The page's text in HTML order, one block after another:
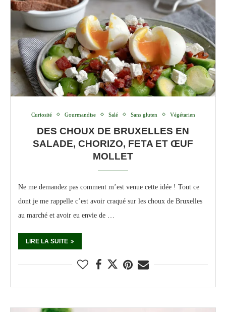
Curiosité Gourmandise Salé Sans gluten Végétarien
DES CHOUX DE BRUXELLES EN
SALADE, CHORIZO, FETA ET ŒUF
MOLLET
Ne me demandez pas comment m’est venue cette idée ! Tout ce
dont je me rappelle c’est avoir craqué sur les choux de Bruxelles
au marché et avoir eu envie de …
LIRE LA SUITE